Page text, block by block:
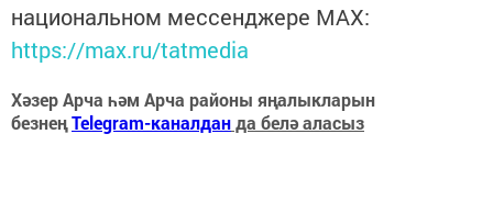
национальном мессенджере MАХ:
https://max.ru/tatmedia
Хәзер Арча һәм Арча районы яңалыкларын
безнеңTelegram-каналданда белә аласыз